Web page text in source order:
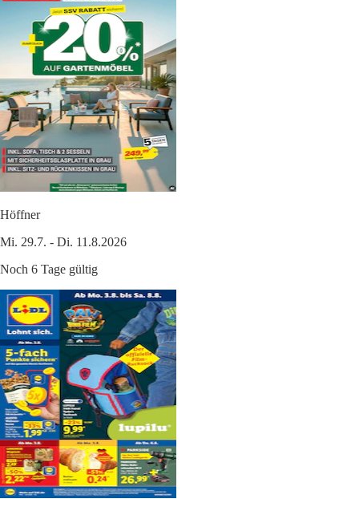
Höffner
Mi. 29.7. - Di. 11.8.2026
Noch 6 Tage gültig